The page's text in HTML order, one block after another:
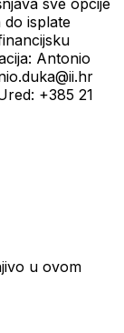
sve opcije
isplate
Antonio
+385 21
u ovom